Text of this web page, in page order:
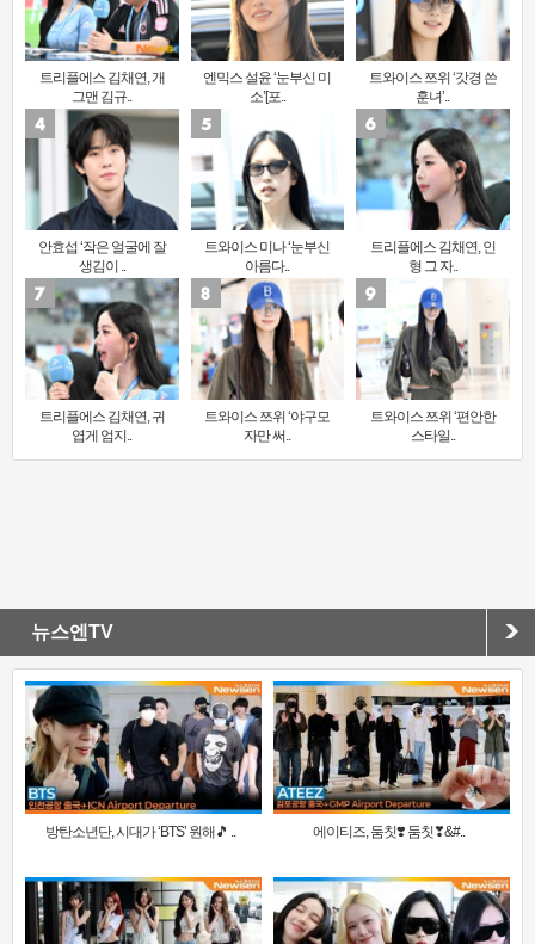
트리플에스 김채연, 개
그맨 김규..
엔믹스 설윤 ‘눈부신 미
소’[포..
트와이스 쯔위 ‘갓경 쓴
훈녀’..
안효섭 ‘작은 얼굴에 잘
생김이 ..
트와이스 미나 ‘눈부신
아름다..
트리플에스 김채연, 인
형 그 자..
트리플에스 김채연, 귀
엽게 엄지..
트와이스 쯔위 ‘야구모
자만 써..
트와이스 쯔위 ‘편안한
스타일..
뉴스엔TV
방탄소년단, 시대가 ‘BTS’ 원해🎵 .. 에이티즈, 둠칫❣️ 둠칫❣&#..